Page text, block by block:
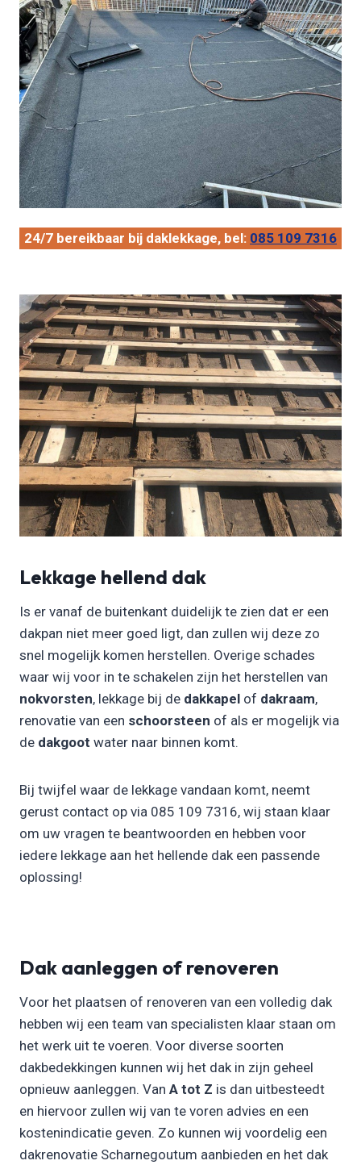
24/7 bereikbaar bij daklekkage, bel: 085 109 7316
Lekkage hellend dak
Is er vanaf de buitenkant duidelijk te zien dat er een
dakpan niet meer goed ligt, dan zullen wij deze zo
snel mogelijk komen herstellen. Overige schades
waar wij voor in te schakelen zijn het herstellen van
nokvorsten, lekkage bij de dakkapel of dakraam,
renovatie van een schoorsteen of als er mogelijk via
de dakgoot water naar binnen komt.
Bij twijfel waar de lekkage vandaan komt, neemt
gerust contact op via 085 109 7316, wij staan klaar
om uw vragen te beantwoorden en hebben voor
iedere lekkage aan het hellende dak een passende
oplossing!
Dak aanleggen of renoveren
Voor het plaatsen of renoveren van een volledig dak
hebben wij een team van specialisten klaar staan om
het werk uit te voeren. Voor diverse soorten
dakbedekkingen kunnen wij het dak in zijn geheel
opnieuw aanleggen. Van A tot Z is dan uitbesteedt
en hiervoor zullen wij van te voren advies en een
kostenindicatie geven. Zo kunnen wij voordelig een
dakrenovatie Scharnegoutum aanbieden en het dak